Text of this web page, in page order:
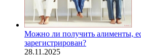
Можно ли получить алименты,
зарегистрирован?
28.11.2025